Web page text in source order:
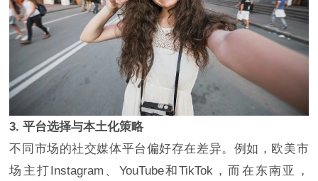
3. 平台选择与本土化策略
不同市场的社交媒体平台偏好存在差异。例如，欧美市
场主打Instagram、YouTube和TikTok，而在东南亚，